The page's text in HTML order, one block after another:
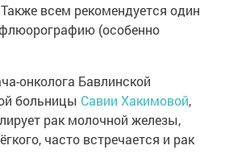
всем рекомендуется один
(особенно
онколога Бавлинской
больницы Савии Хакимовой,
рак молочной железы,
часто встречается и рак